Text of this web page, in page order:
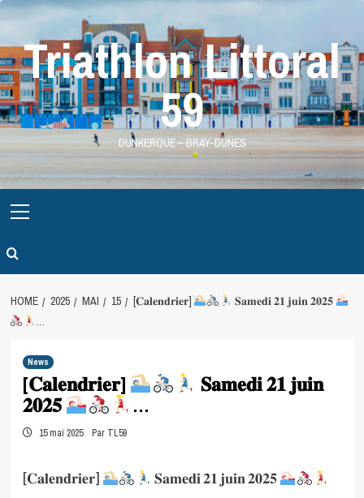
Skip
contentTriathlon Littoral
59
DUNKERQUE – BRAY-DUNES
Menu
HOME 2025 MAI 15 [𝐂𝐚𝐥𝐞𝐧𝐝𝐫𝐢𝐞𝐫]
𝐒𝐚𝐦𝐞𝐝𝐢 𝟐𝟏 𝐣𝐮𝐢𝐧 𝟐𝟎𝟐𝟓
…
News
[𝐂𝐚𝐥𝐞𝐧𝐝𝐫𝐢𝐞𝐫]
𝐒𝐚𝐦𝐞𝐝𝐢 𝟐𝟏 𝐣𝐮𝐢𝐧
𝟐𝟎𝟐𝟓
…
15 mai 2025 Par TL59
[𝐂𝐚𝐥𝐞𝐧𝐝𝐫𝐢𝐞𝐫] 𝐒𝐚𝐦𝐞𝐝𝐢 𝟐𝟏 𝐣𝐮𝐢𝐧 𝟐𝟎𝟐𝟓